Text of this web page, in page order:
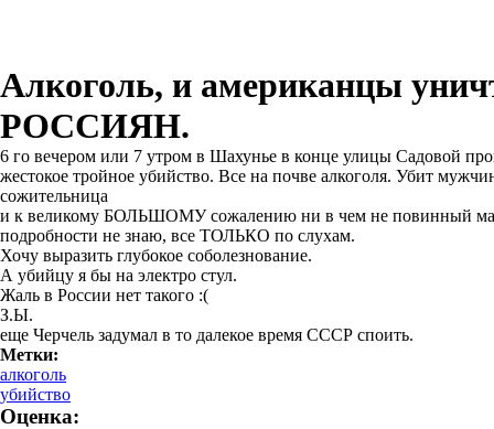
Алкоголь, и американцы
РОССИЯН.
6 го вечером или 7 утром в Шахунье в конце улицы Садовой
жестокое тройное убийство. Все на почве алкоголя. Убит
сожительница
и к великому БОЛЬШОМУ сожалению ни в чем не повинный
подробности не знаю, все ТОЛЬКО по слухам.
Хочу выразить глубокое соболезнование.
А убийцу я бы на электро стул.
Жаль в России нет такого :(
З.Ы.
еще Черчель задумал в то далекое время СССР споить.
Метки:
алкоголь
убийство
Оценка: